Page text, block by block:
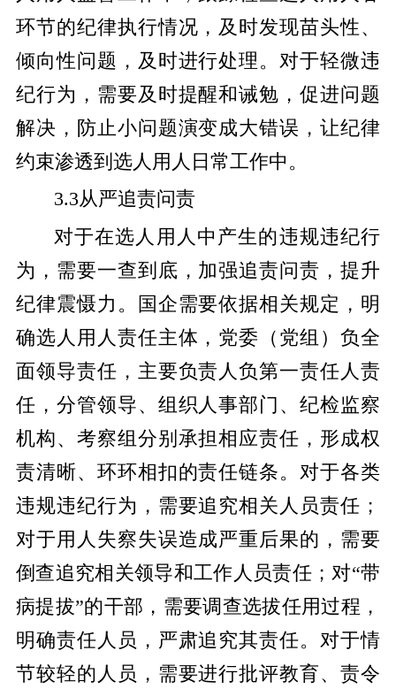
环节的纪律执行情况，及时发现苗头性、
倾向性问题，及时进行处理。对于轻微违
纪行为，需要及时提醒和诫勉，促进问题
解决，防止小问题演变成大错误，让纪律
约束渗透到选人用人日常工作中。
3.3从严追责问责
对于在选人用人中产生的违规违纪行
为，需要一查到底，加强追责问责，提升
纪律震慑力。国企需要依据相关规定，明
确选人用人责任主体，党委（党组）负全
面领导责任，主要负责人负第一责任人责
任，分管领导、组织人事部门、纪检监察
机构、考察组分别承担相应责任，形成权
责清晰、环环相扣的责任链条。对于各类
违规违纪行为，需要追究相关人员责任；
对于用人失察失误造成严重后果的，需要
倒查追究相关领导和工作人员责任；对“带
病提拔”的干部，需要调查选拔任用过程，
明确责任人员，严肃追究其责任。对于情
节较轻的人员，需要进行批评教育、责令